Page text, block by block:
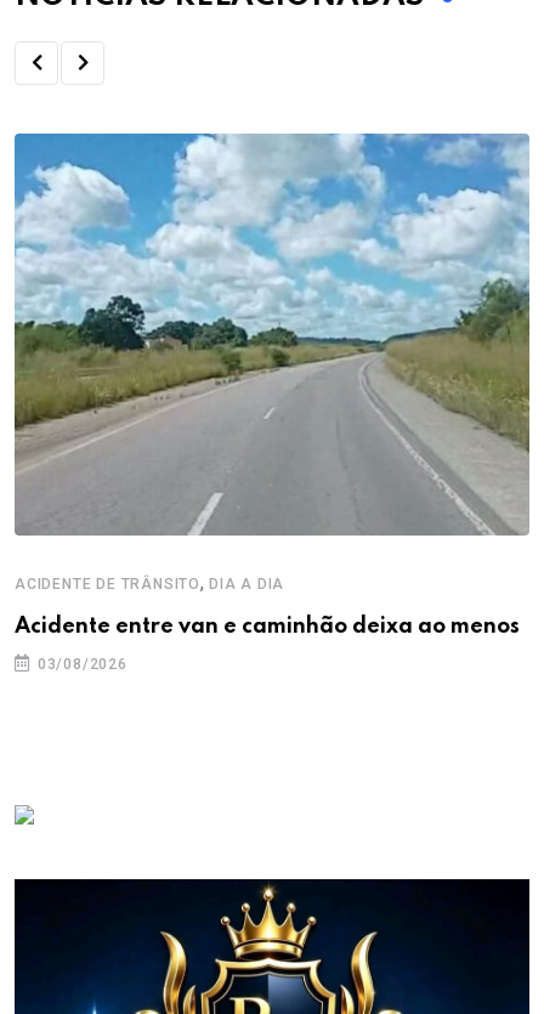
ACIDENTE DE TRÂNSITO, DIA A DIA
Acidente entre van e caminhão deixa ao menos
03/08/2026